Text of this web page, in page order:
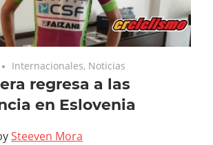
Internacionales, Noticias
regresa a las
en Eslovenia
Steeven Mora